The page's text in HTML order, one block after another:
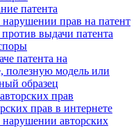
патента
нарушении прав на патент
выдачи патента
патента на
полезную модель или
образец
прав
прав в интернете
нарушении авторских